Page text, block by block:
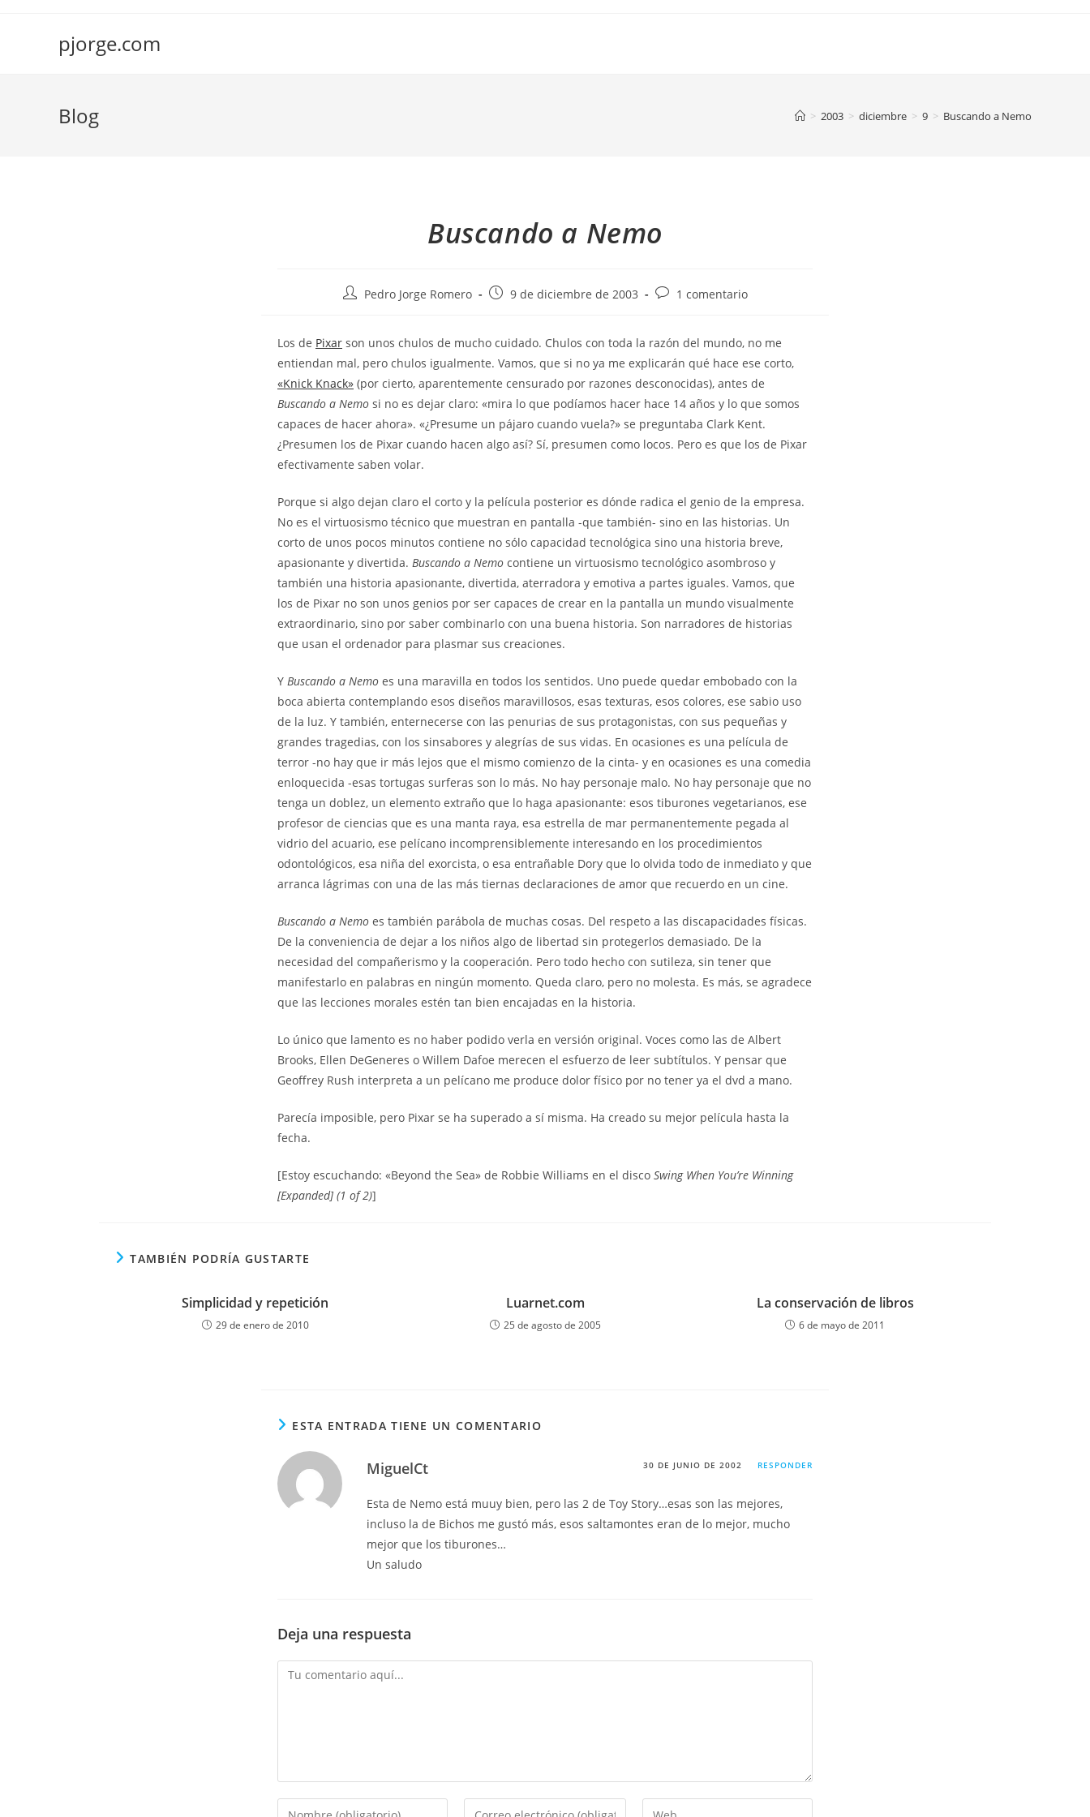
pjorge.com
Blog > 2003 > diciembre > 9 > Buscando a Nemo
Buscando a Nemo
Autor
entrada:
Pedro Jorge Romero
Publicación
entrada:
9 de diciembre de 2003
Comentarios
entrada:
1 comentario
Los de Pixar son unos chulos de mucho cuidado. Chulos con toda la razón del mundo, no me
entiendan mal, pero chulos igualmente. Vamos, que si no ya me explicarán qué hace ese corto,
«Knick Knack» (por cierto, aparentemente censurado por razones desconocidas), antes de
Buscando a Nemo si no es dejar claro: «mira lo que podíamos hacer hace 14 años y lo que somos
capaces de hacer ahora». «¿Presume un pájaro cuando vuela?» se preguntaba Clark Kent.
¿Presumen los de Pixar cuando hacen algo así? Sí, presumen como locos. Pero es que los de Pixar
efectivamente saben volar.
Porque si algo dejan claro el corto y la película posterior es dónde radica el genio de la empresa.
No es el virtuosismo técnico que muestran en pantalla -que también- sino en las historias. Un
corto de unos pocos minutos contiene no sólo capacidad tecnológica sino una historia breve,
apasionante y divertida. Buscando a Nemo contiene un virtuosismo tecnológico asombroso y
también una historia apasionante, divertida, aterradora y emotiva a partes iguales. Vamos, que
los de Pixar no son unos genios por ser capaces de crear en la pantalla un mundo visualmente
extraordinario, sino por saber combinarlo con una buena historia. Son narradores de historias
que usan el ordenador para plasmar sus creaciones.
Y Buscando a Nemo es una maravilla en todos los sentidos. Uno puede quedar embobado con la
boca abierta contemplando esos diseños maravillosos, esas texturas, esos colores, ese sabio uso
de la luz. Y también, enternecerse con las penurias de sus protagonistas, con sus pequeñas y
grandes tragedias, con los sinsabores y alegrías de sus vidas. En ocasiones es una película de
terror -no hay que ir más lejos que el mismo comienzo de la cinta- y en ocasiones es una comedia
enloquecida -esas tortugas surferas son lo más. No hay personaje malo. No hay personaje que no
tenga un doblez, un elemento extraño que lo haga apasionante: esos tiburones vegetarianos, ese
profesor de ciencias que es una manta raya, esa estrella de mar permanentemente pegada al
vidrio del acuario, ese pelícano incomprensiblemente interesando en los procedimientos
odontológicos, esa niña del exorcista, o esa entrañable Dory que lo olvida todo de inmediato y que
arranca lágrimas con una de las más tiernas declaraciones de amor que recuerdo en un cine.
Buscando a Nemo es también parábola de muchas cosas. Del respeto a las discapacidades físicas.
De la conveniencia de dejar a los niños algo de libertad sin protegerlos demasiado. De la
necesidad del compañerismo y la cooperación. Pero todo hecho con sutileza, sin tener que
manifestarlo en palabras en ningún momento. Queda claro, pero no molesta. Es más, se agradece
que las lecciones morales estén tan bien encajadas en la historia.
Lo único que lamento es no haber podido verla en versión original. Voces como las de Albert
Brooks, Ellen DeGeneres o Willem Dafoe merecen el esfuerzo de leer subtítulos. Y pensar que
Geoffrey Rush interpreta a un pelícano me produce dolor físico por no tener ya el dvd a mano.
Parecía imposible, pero Pixar se ha superado a sí misma. Ha creado su mejor película hasta la
fecha.
[Estoy escuchando: «Beyond the Sea» de Robbie Williams en el disco Swing When You’re Winning
[Expanded] (1 of 2)]
TAMBIÉN PODRÍA GUSTARTE
Simplicidad y repetición
29 de enero de 2010
Luarnet.com
25 de agosto de 2005
La conservación de libros
6 de mayo de 2011
ESTA ENTRADA TIENE UN COMENTARIO
MiguelCt 30 DE JUNIO DE 2002 RESPONDER
Esta de Nemo está muuy bien, pero las 2 de Toy Story…esas son las mejores,
incluso la de Bichos me gustó más, esos saltamontes eran de lo mejor, mucho
mejor que los tiburones…
Un saludo
Deja una respuesta
Comentario
Introduce Introduce Introduce